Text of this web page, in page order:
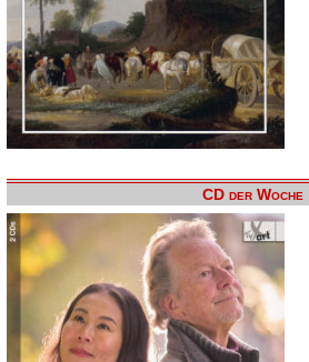
CD der Woche